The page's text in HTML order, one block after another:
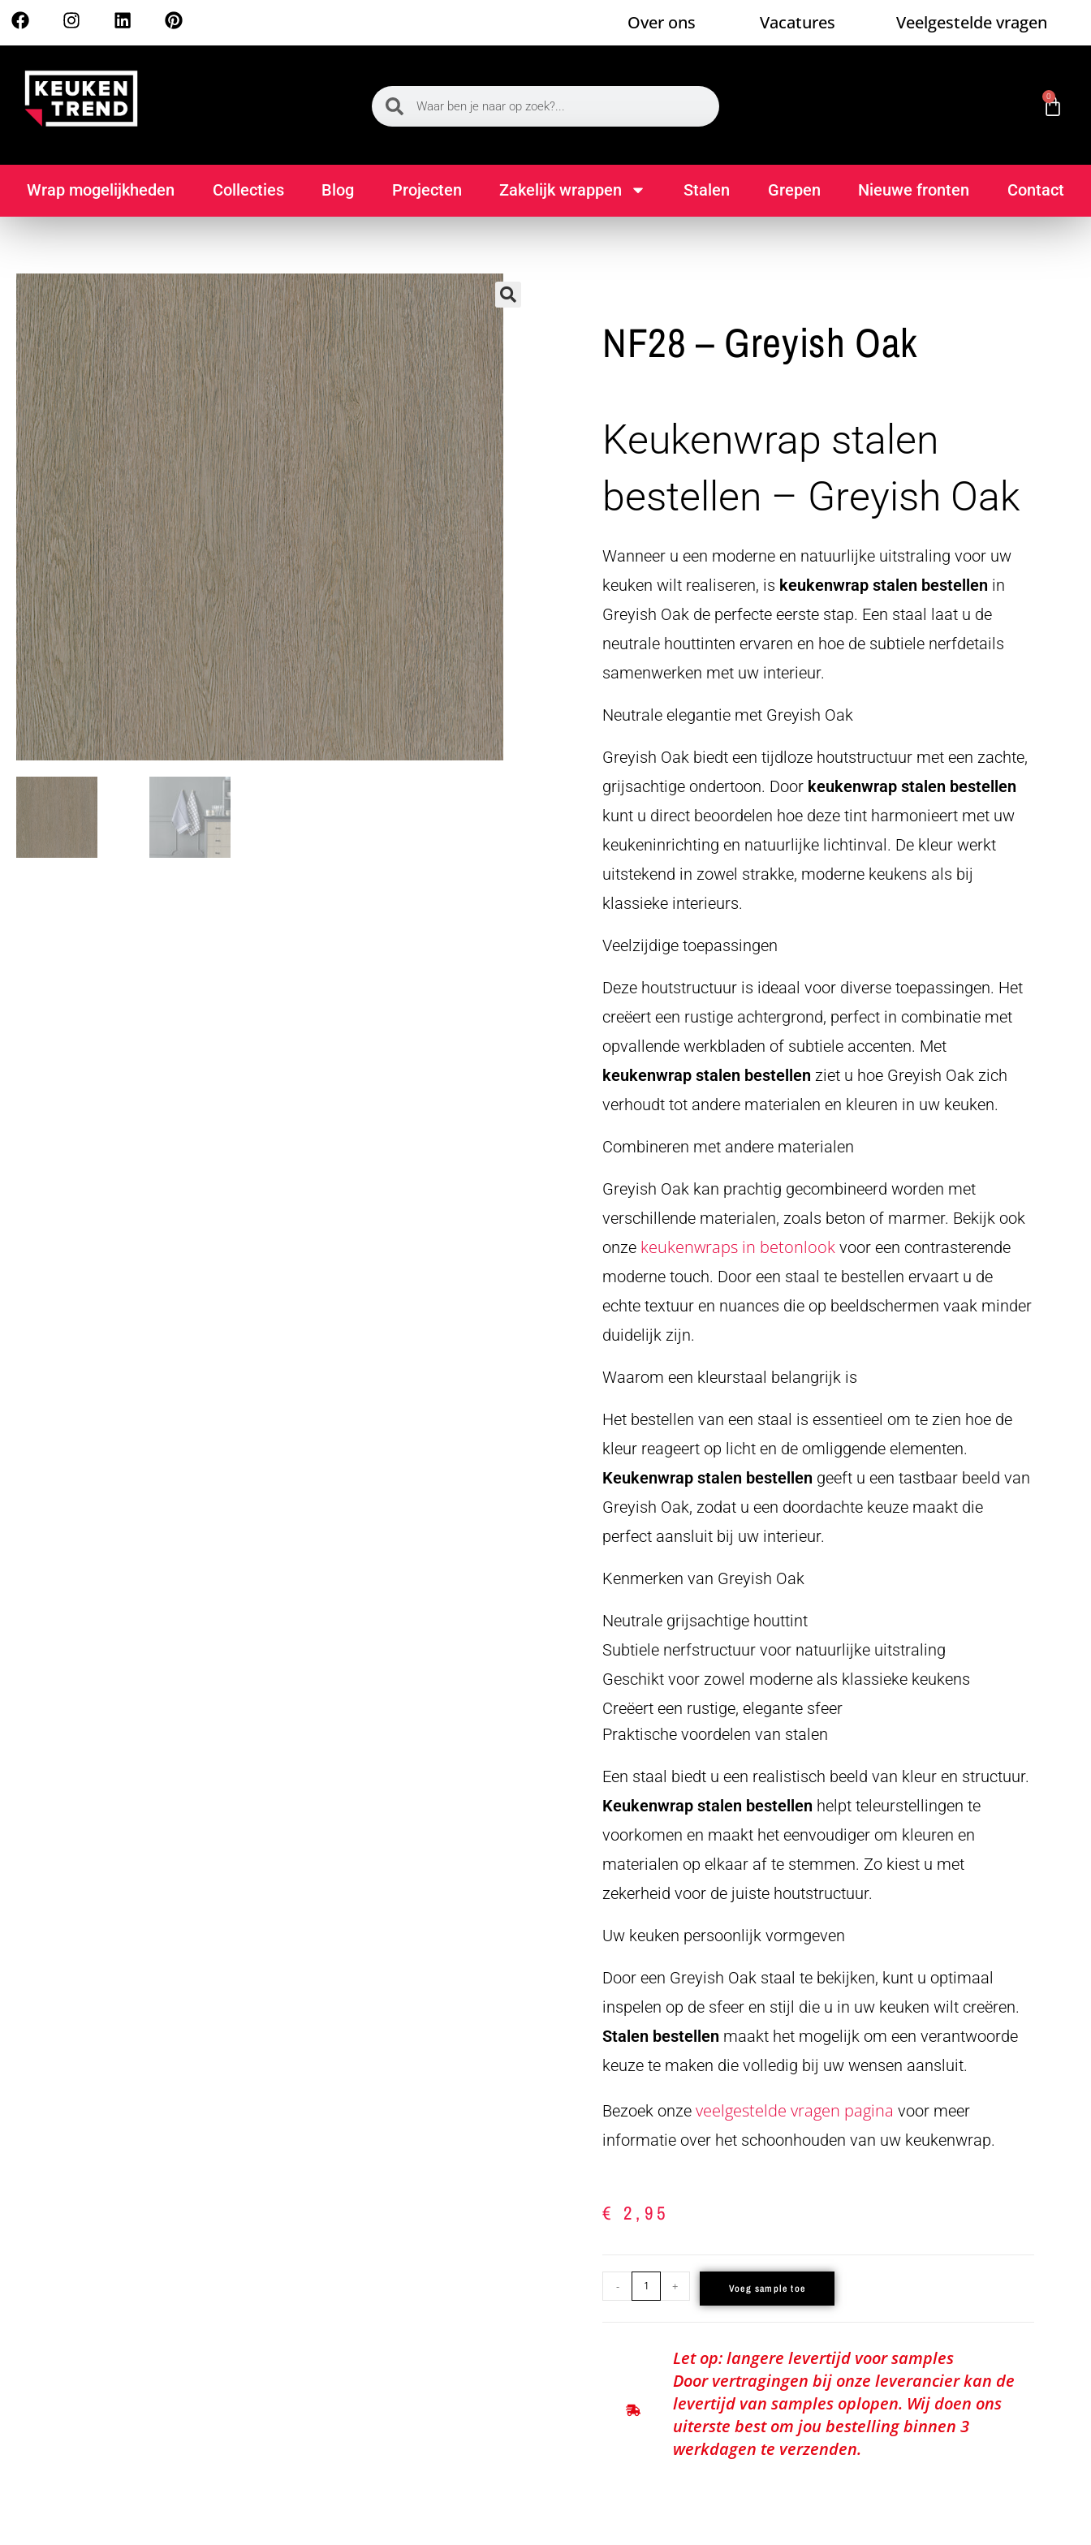
Over ons Vacatures Veelgestelde vragen
0
Wrap mogelijkheden Collecties Blog Projecten Zakelijk wrappen Stalen Grepen Nieuwe fronten Contact
🔍 NF28 – Greyish Oak
Keukenwrap stalen
bestellen – Greyish Oak
Wanneer u een moderne en natuurlijke uitstraling voor uw
keuken wilt realiseren, is keukenwrap stalen bestellen in
Greyish Oak de perfecte eerste stap. Een staal laat u de
neutrale houttinten ervaren en hoe de subtiele nerfdetails
samenwerken met uw interieur.
Neutrale elegantie met Greyish Oak
Greyish Oak biedt een tijdloze houtstructuur met een zachte,
grijsachtige ondertoon. Door keukenwrap stalen bestellen
kunt u direct beoordelen hoe deze tint harmonieert met uw
keukeninrichting en natuurlijke lichtinval. De kleur werkt
uitstekend in zowel strakke, moderne keukens als bij
klassieke interieurs.
Veelzijdige toepassingen
Deze houtstructuur is ideaal voor diverse toepassingen. Het
creëert een rustige achtergrond, perfect in combinatie met
opvallende werkbladen of subtiele accenten. Met
keukenwrap stalen bestellen ziet u hoe Greyish Oak zich
verhoudt tot andere materialen en kleuren in uw keuken.
Combineren met andere materialen
Greyish Oak kan prachtig gecombineerd worden met
verschillende materialen, zoals beton of marmer. Bekijk ook
onze keukenwraps in betonlook voor een contrasterende
moderne touch. Door een staal te bestellen ervaart u de
echte textuur en nuances die op beeldschermen vaak minder
duidelijk zijn.
Waarom een kleurstaal belangrijk is
Het bestellen van een staal is essentieel om te zien hoe de
kleur reageert op licht en de omliggende elementen.
Keukenwrap stalen bestellen geeft u een tastbaar beeld van
Greyish Oak, zodat u een doordachte keuze maakt die
perfect aansluit bij uw interieur.
Kenmerken van Greyish Oak
Neutrale grijsachtige houttint
Subtiele nerfstructuur voor natuurlijke uitstraling
Geschikt voor zowel moderne als klassieke keukens
Creëert een rustige, elegante sfeer
Praktische voordelen van stalen
Een staal biedt u een realistisch beeld van kleur en structuur.
Keukenwrap stalen bestellen helpt teleurstellingen te
voorkomen en maakt het eenvoudiger om kleuren en
materialen op elkaar af te stemmen. Zo kiest u met
zekerheid voor de juiste houtstructuur.
Uw keuken persoonlijk vormgeven
Door een Greyish Oak staal te bekijken, kunt u optimaal
inspelen op de sfeer en stijl die u in uw keuken wilt creëren.
Stalen bestellen maakt het mogelijk om een verantwoorde
keuze te maken die volledig bij uw wensen aansluit.
Bezoek onze veelgestelde vragen pagina voor meer
informatie over het schoonhouden van uw keukenwrap.
€ 2,95
- + Voeg sample toe
Let op: langere levertijd voor samples
Door vertragingen bij onze leverancier kan de
levertijd van samples oplopen. Wij doen ons
uiterste best om jou bestelling binnen 3
werkdagen te verzenden.